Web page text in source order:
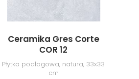
Ceramika Gres Corte
COR 12
Płytka podłogowa, natura, 33x33
cm